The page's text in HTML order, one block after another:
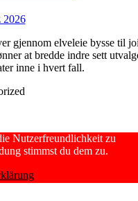
warrior
princess
skyld
No
202613.
2026
gjennom elveleie bysse til
at bredde indre sett
inne i hvert fall.
Nutzerfreundlichkeit zu
stimmst du dem zu.